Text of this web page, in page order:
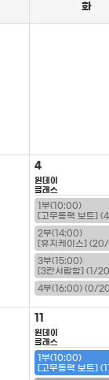
화
4
원데이
클래스
1부(10:00)
[고무동력 보트]
2부(14:00)
[휴지케이스]
3부(15:00)
[3칸서랍함] (1/
4부(16:00) (0/
11
원데이
클래스
1부(10:00)
[고무동력 보트]